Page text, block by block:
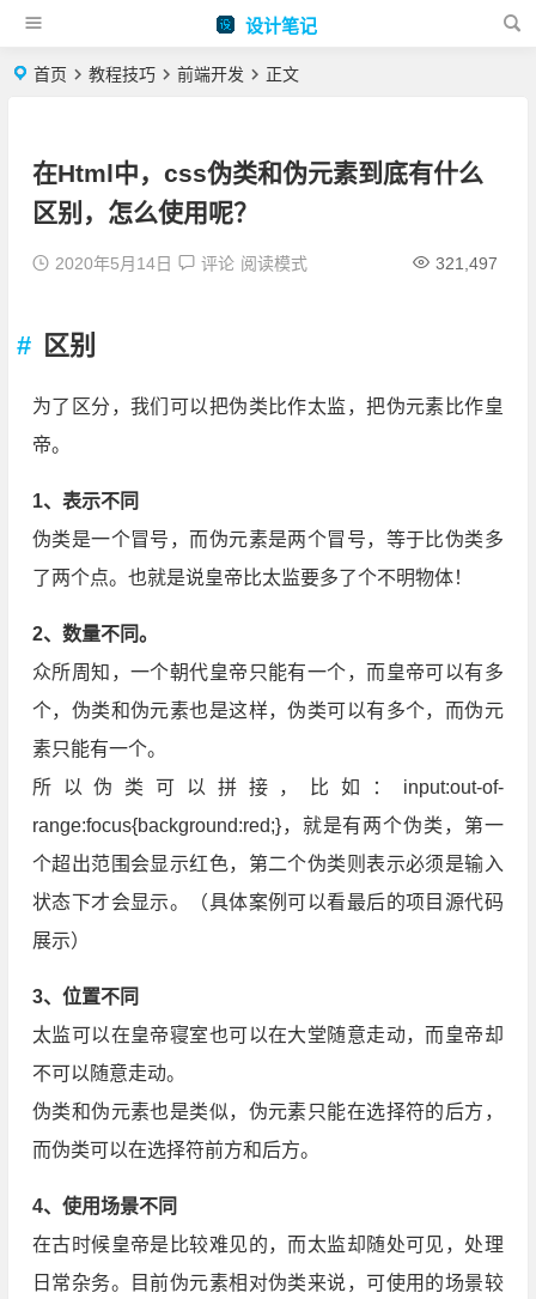
设计笔记
首页 教程技巧 前端开发 正文
在Html中，css伪类和伪元素到底有什么
区别，怎么使用呢？
2020年5月14日 评论 321,497
阅读模式
区别
为了区分，我们可以把伪类比作太监，把伪元素比作皇
帝。
1、表示不同
伪类是一个冒号，而伪元素是两个冒号，等于比伪类多
了两个点。也就是说皇帝比太监要多了个不明物体！
2、数量不同。
众所周知，一个朝代皇帝只能有一个，而皇帝可以有多
个，伪类和伪元素也是这样，伪类可以有多个，而伪元
素只能有一个。
所以伪类可以拼接，比如：input:out-of-
range:focus{background:red;}，就是有两个伪类，第一
个超出范围会显示红色，第二个伪类则表示必须是输入
状态下才会显示。（具体案例可以看最后的项目源代码
展示）
3、位置不同
太监可以在皇帝寝室也可以在大堂随意走动，而皇帝却
不可以随意走动。
伪类和伪元素也是类似，伪元素只能在选择符的后方，
而伪类可以在选择符前方和后方。
4、使用场景不同
在古时候皇帝是比较难见的，而太监却随处可见，处理
日常杂务。目前伪元素相对伪类来说，可使用的场景较